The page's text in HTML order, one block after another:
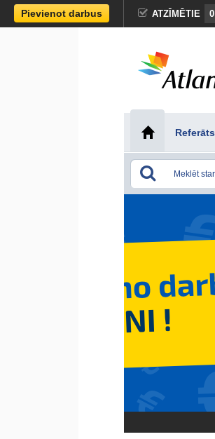
Pievienot darbus ATZĪMĒTIE 0
Referāts